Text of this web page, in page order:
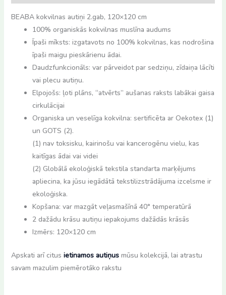
daudzums
BEABA kokvilnas autiņi 2.gab, 120×120 cm
100% organiskās kokvilnas muslīna audums
Īpaši mīksts: izgatavots no 100% kokvilnas, kas nodrošina
īpaši maigu pieskārienu ādai.
Daudzfunkcionāls: var pārveidot par sedziņu, zīdaiņa lācīti
vai plecu autiņu.
Elpojošs: ļoti plāns, “atvērts” aušanas raksts labākai gaisa
cirkulācijai
Organiska un veselīga kokvilna: sertificēta ar Oekotex (1)
un GOTS (2).
(1) nav toksisku, kairinošu vai kancerogēnu vielu, kas
kaitīgas ādai vai videi
(2) Globālā ekoloģiskā tekstila standarta marķējums
apliecina, ka jūsu iegādātā tekstilizstrādājuma izcelsme ir
ekoloģiska.
Kopšana: var mazgāt veļasmašīnā 40° temperatūrā
2 dažādu krāsu autiņu iepakojums dažādās krāsās
Izmērs: 120×120 cm
Apskati arī citus ietinamos autiņusmūsu kolekcijā, lai atrastu
savam mazulim piemērotāko rakstu